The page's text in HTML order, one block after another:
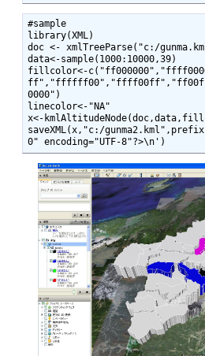
#sample
library(XML)
doc <- xmlTreeParse("c:/
data<-sample(1000:10000,39)
fillcolor<-
0000")
linecolor<-"NA"
x<-
saveXML(x,"c:/
0" encoding="UTF-8"?>\n')